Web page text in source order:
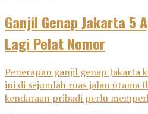
Ganjil Genap Jakarta 5
Lagi Pelat Nomor
Penerapan ganjil genap Jakarta
ini di sejumlah ruas jalan utama
kendaraan pribadi perlu